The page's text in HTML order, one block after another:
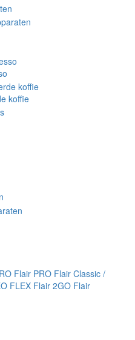
koffie
Flair PRO Flair Classic /
FLEX Flair 2GO Flair